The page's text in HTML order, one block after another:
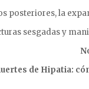
posteriores, la
sesgadas y
de Hipatia: